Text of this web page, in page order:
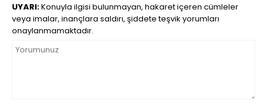
UYARI:Konuyla ilgisi bulunmayan, hakaret içeren cümleler
veya imalar, inançlara saldırı, şiddete teşvik yorumları
onaylanmamaktadır.